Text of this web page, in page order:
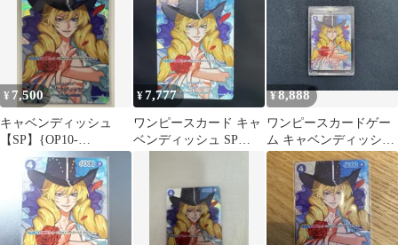
¥ 7,500
キャベンディッシュ
【SP】{OP10-
045[OP16]}
¥7,777
ワンピースカード キャ
ベンディッシュ SP
¥8,888
ワンピースカードゲー
ム キャベンディッシュ
SP